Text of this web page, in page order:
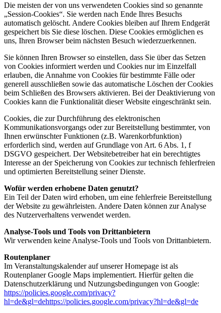
Die meisten der von uns verwendeten Cookies sind so genannte
„Session-Cookies“. Sie werden nach Ende Ihres Besuchs
automatisch gelöscht. Andere Cookies bleiben auf Ihrem Endgerät
gespeichert bis Sie diese löschen. Diese Cookies ermöglichen es
uns, Ihren Browser beim nächsten Besuch wiederzuerkennen.
Sie können Ihren Browser so einstellen, dass Sie über das Setzen
von Cookies informiert werden und Cookies nur im Einzelfall
erlauben, die Annahme von Cookies für bestimmte Fälle oder
generell ausschließen sowie das automatische Löschen der Cookies
beim Schließen des Browsers aktivieren. Bei der Deaktivierung von
Cookies kann die Funktionalität dieser Website eingeschränkt sein.
Cookies, die zur Durchführung des elektronischen
Kommunikationsvorgangs oder zur Bereitstellung bestimmter, von
Ihnen erwünschter Funktionen (z.B. Warenkorbfunktion)
erforderlich sind, werden auf Grundlage von Art. 6 Abs. 1, f
DSGVO gespeichert. Der Websitebetreiber hat ein berechtigtes
Interesse an der Speicherung von Cookies zur technisch fehlerfreien
und optimierten Bereitstellung seiner Dienste.
Wofür werden erhobene Daten genutzt?
Ein Teil der Daten wird erhoben, um eine fehlerfreie Bereitstellung
der Website zu gewährleisten. Andere Daten können zur Analyse
des Nutzerverhaltens verwendet werden.
Analyse-Tools und Tools von Drittanbietern
Wir verwenden keine Analyse-Tools und Tools von Drittanbietern.
Routenplaner
Im Veranstaltungskalender auf unserer Homepage ist als
Routenplaner Google Maps implementiert. Hierfür gelten die
Datenschutzerklärung und Nutzungsbedingungen von Google:
https://policies.google.com/privacy?
hl=de&gl=dehttps://policies.google.com/privacy?hl=de&gl=de